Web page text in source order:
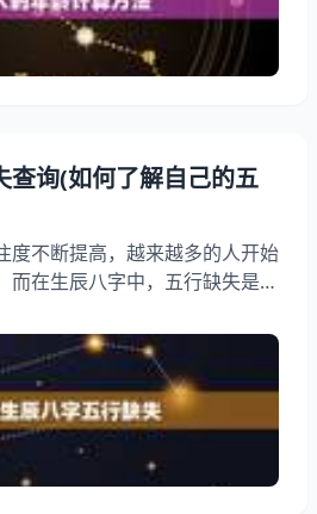
一、2013年。是之一，你可
年的年龄： 1
查询(如何了解自己的五
度不断提高，越来越多的人开始
而在生辰八字中，五行缺失是一
在八字中某一种五行元素的数
的能量不足。如何了解自己的五
家详细介绍。 一、什么是生辰
是指一个人的出生年、月、
，包含五行元素：金、木、水、
是指在八字中某一种五行元素的